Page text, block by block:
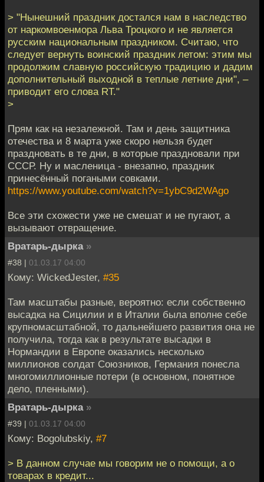
> "Нынешний праздник достался нам в наследство
от наркомвоенмора Льва Троцкого и не является
русским национальным праздником. Считаю, что
следует вернуть воинский праздник летом: этим мы
продолжим славную российскую традицию и дадим
дополнительный выходной в теплые летние дни", –
приводит его слова RT."
>
Прям как на незалежной. Там и день защитника
отечества и 8 марта уже скоро нельзя будет
праздновать в те дни, в которые праздновали при
СССР. Ну и масленица - внезапно, праздник
принесённый погаными совками.
https://www.youtube.com/watch?v=1ybC9d2WAgo
Все эти схожести уже не смешат и не пугают, а
вызывают отвращение.
Вратарь-дырка »
#38 | 01.03.17 04:00
Кому: WickedJester, #35
Там масштабы разные, вероятно: если собственно
высадка на Сицилии и в Италии была вполне себе
крупномасштабной, то дальнейшего развития она не
получила, тогда как в результате высадки в
Нормандии в Европе оказались несколько
миллионов солдат Союзников, Германия понесла
многомиллионные потери (в основном, понятное
дело, пленными).
Вратарь-дырка »
#39 | 01.03.17 04:00
Кому: Bogolubskiy, #7
> В данном случае мы говорим не о помощи, а о
товарах в кредит...